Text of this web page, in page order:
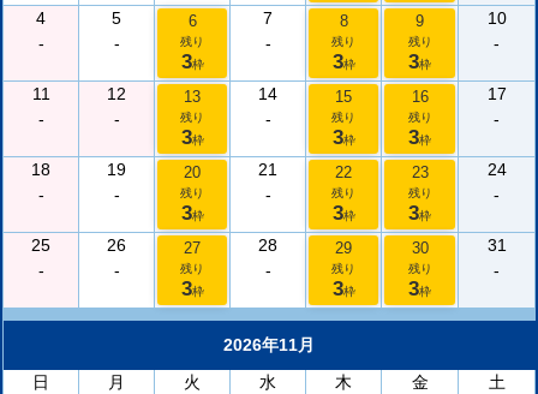
4
-
5
-
6
残り
3枠
7
-
8
残り
3枠
9
残り
3枠
10
-
11
-
12
-
13
残り
3枠
14
-
15
残り
3枠
16
残り
3枠
17
-
18
-
19
-
20
残り
3枠
21
-
22
残り
3枠
23
残り
3枠
24
-
25
-
26
-
27
残り
3枠
28
-
29
残り
3枠
30
残り
3枠
31
-
2026年11月
日
月 火 水 木 金
土